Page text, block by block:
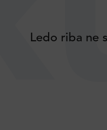
Ledo riba ne